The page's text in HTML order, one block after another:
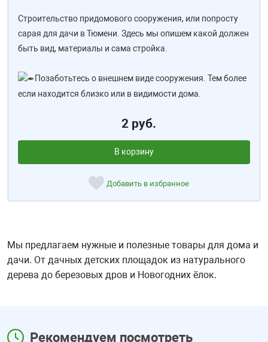
Строительство придомового сооружения, или попросту
сарая для дачи в Тюмени. Здесь мы опишем какой должен
быть вид, материалы и сама стройка.
Позаботьтесь о внешнем виде сооружения. Тем более
если находится близко или в видимости дома.
2 руб.
В корзину
Добавить в избранное
Мы предлагаем нужные и полезные товары для дома и
дачи. От дачных детских площадок из натурального
дерева до березовых дров и Новогодних ёлок.
Рекомендуем посмотреть